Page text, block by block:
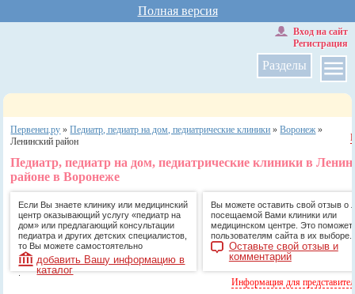
Полная версия
Разделы
Вход на сайт
Регистрация
Первенец.ру »Педиатр, педиатр на дом, педиатрические клиники »Воронеж»
Ленинский район
Педиатр, педиатр на дом, педиатрические клиники в
районе в Воронеже
Если Вы знаете клинику или медицинский
центр оказывающий услугу «педиатр на
дом» или предлагающий консультации
педиатра и других детских специалистов,
то Вы можете самостоятельно
добавить Вашу информацию в
каталог
.
Вы можете оставить свой отзыв о
посещаемой Вами клиники или
медицинском центре. Это поможет
пользователям сайта в их выборе.
Оставьте свой отзыв и
комментарий
Информация для